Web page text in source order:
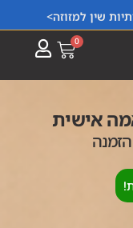
למזוזה>
וחברות!